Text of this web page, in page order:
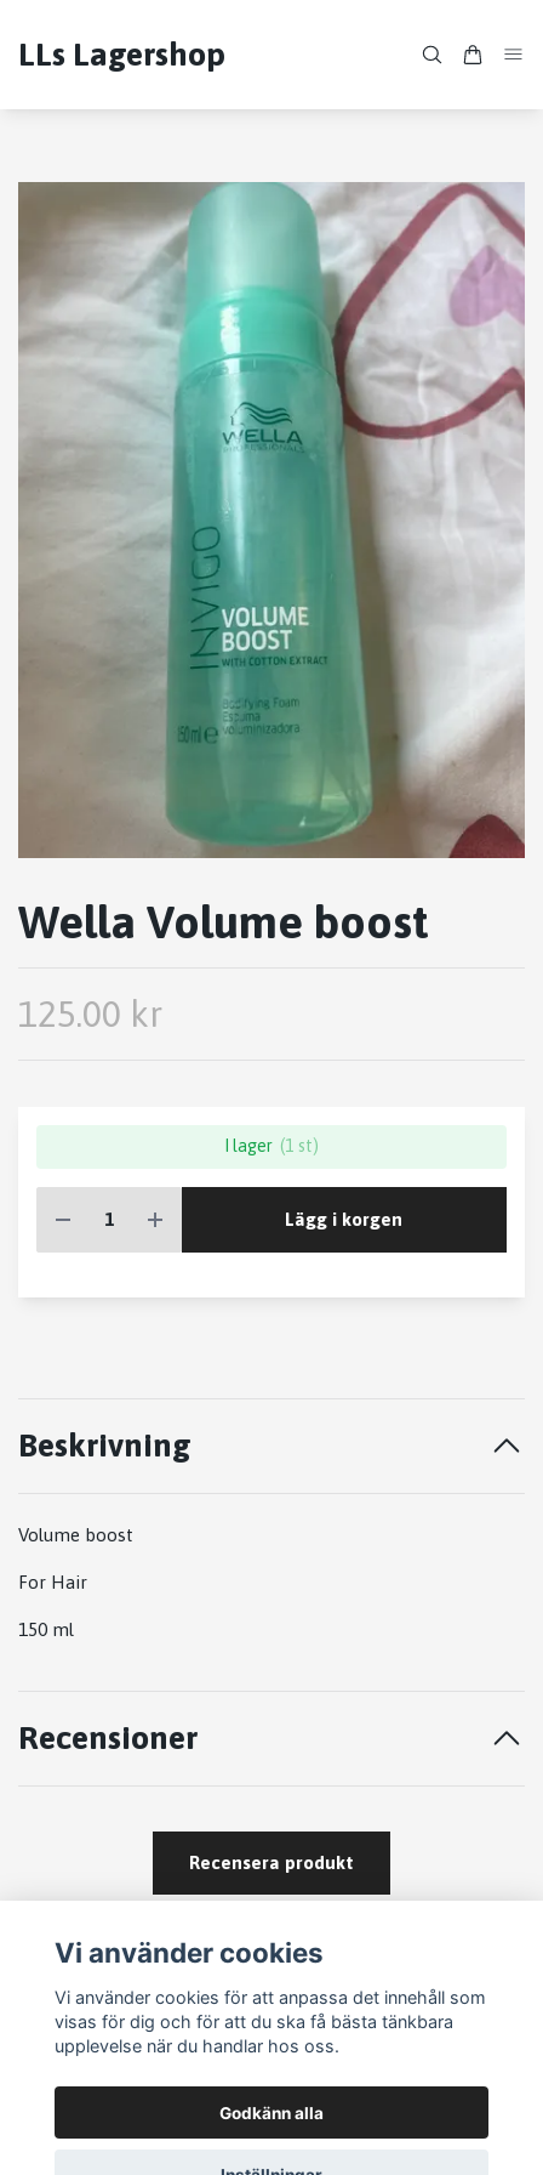
LLs Lagershop
Wella Volume boost
125.00 kr
I lager (1 st)
Lägg i korgen
Beskrivning
Volume boost
For Hair
150 ml
Recensioner
Recensera produkt
Om köp och returer
Vi använder cookies
Vi använder cookies för att anpassa det innehåll som
visas för dig och för att du ska få bästa tänkbara
upplevelse när du handlar hos oss.
Godkänn alla